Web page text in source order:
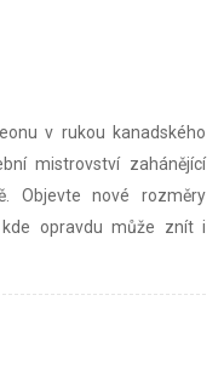
v rukou kanadského
mistrovství zahánějící
Objevte nové rozměry
opravdu může znít i